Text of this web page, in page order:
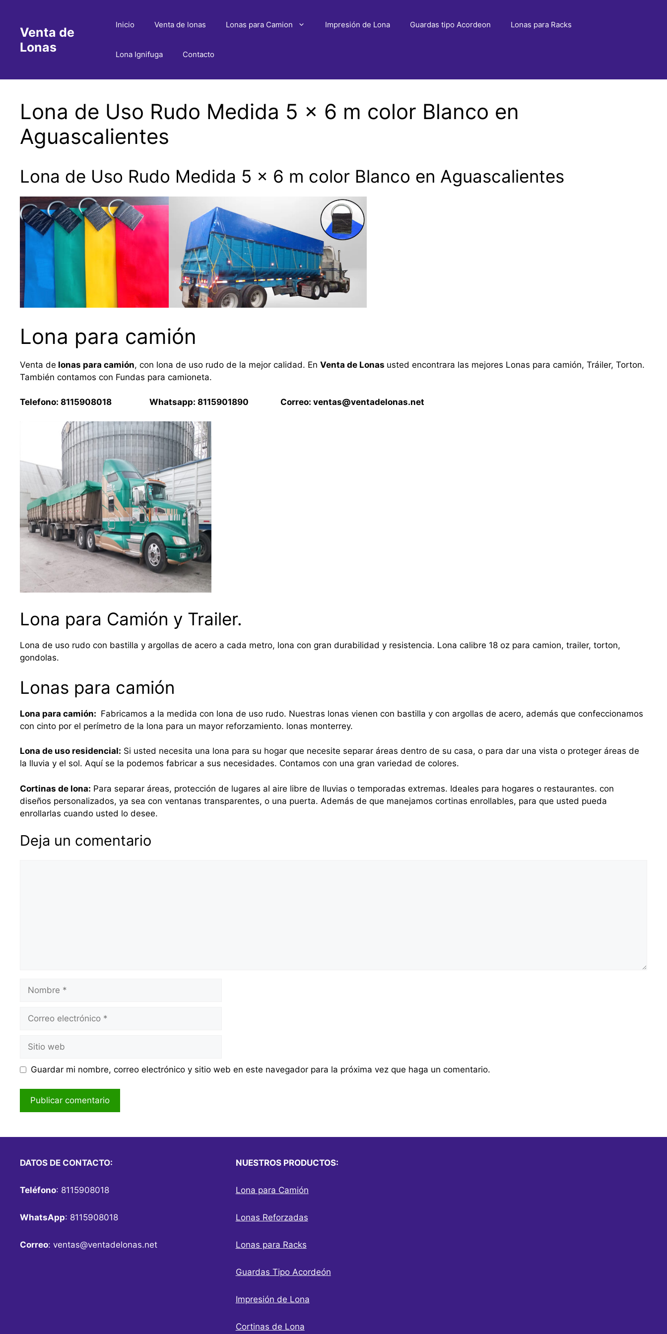
contenidoVenta de
Lonas
Inicio Venta de lonas Lonas para Camion Impresión de Lona Guardas tipo Acordeon Lonas para Racks
Lona Ignifuga Contacto
Lona de Uso Rudo Medida 5 x 6 m color Blanco en
Aguascalientes
Lona de Uso Rudo Medida 5 x 6 m color Blanco en Aguascalientes
Lona para camión
Venta de lonas para camión, con lona de uso rudo de la mejor calidad. En Venta de Lonas usted encontrara las mejores Lonas para camión, Tráiler, Torton.
También contamos con Fundas para camioneta.
Telefono: 8115908018 Whatsapp: 8115901890 Correo: ventas@ventadelonas.net
Lona para Camión y Trailer.
Lona de uso rudo con bastilla y argollas de acero a cada metro, lona con gran durabilidad y resistencia. Lona calibre 18 oz para camion, trailer, torton,
gondolas.
Lonas para camión
Lona para camión: Fabricamos a la medida con lona de uso rudo. Nuestras lonas vienen con bastilla y con argollas de acero, además que confeccionamos
con cinto por el perímetro de la lona para un mayor reforzamiento. lonas monterrey.
Lona de uso residencial: Si usted necesita una lona para su hogar que necesite separar áreas dentro de su casa, o para dar una vista o proteger áreas de
la lluvia y el sol. Aquí se la podemos fabricar a sus necesidades. Contamos con una gran variedad de colores.
Cortinas de lona: Para separar áreas, protección de lugares al aire libre de lluvias o temporadas extremas. Ideales para hogares o restaurantes. con
diseños personalizados, ya sea con ventanas transparentes, o una puerta. Además de que manejamos cortinas enrollables, para que usted pueda
enrollarlas cuando usted lo desee.
Deja un comentario
Nombre
Correo
Sitio
web
Guardar mi nombre, correo electrónico y sitio web en este navegador para la próxima vez que haga un comentario.
DATOS DE CONTACTO:
Teléfono: 8115908018
WhatsApp: 8115908018
Correo: ventas@ventadelonas.net
NUESTROS PRODUCTOS:
Lona para Camión
Lonas Reforzadas
Lonas para Racks
Guardas Tipo Acordeón
Impresión de Lona
Cortinas de Lona